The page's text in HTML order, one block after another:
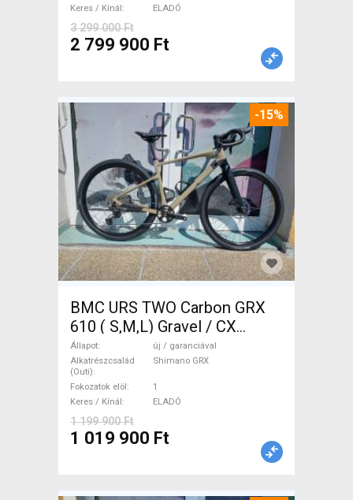
Keres / Kínál
ELADÓ
3 299 000 Ft
2 799 900 Ft
-15%
BMC URS TWO Carbon GRX
610 ( S,M,L) Gravel / CX
Shimano GRX tárcsafék új /
garanciával ELADÓ
Állapot
új / garanciával
Alkatrészcsalád
(Outi)
Shimano GRX
Fokozatok elöl
1
Keres / Kínál
ELADÓ
1 199 900 Ft
1 019 900 Ft